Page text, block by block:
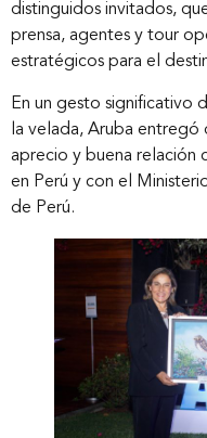
distinguidos invitados,
prensa, agentes y tour
estratégicos para el
En un gesto significativo
la velada, Aruba entregó
aprecio y buena relación
en Perú y con el
de Perú.